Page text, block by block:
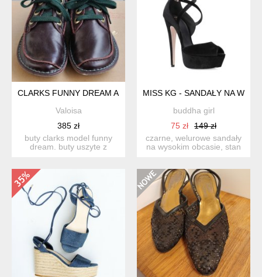
CLARKS FUNNY DREAM AUBERGINE LEATHER 38
Valoisa
385 zł
buty clarks model funny
dream. buty uszyte z
MISS KG - SANDAŁY NA
buddha girl
75 zł
149 zł
czarne, welurowe sandały
na wysokim obcasie, stan